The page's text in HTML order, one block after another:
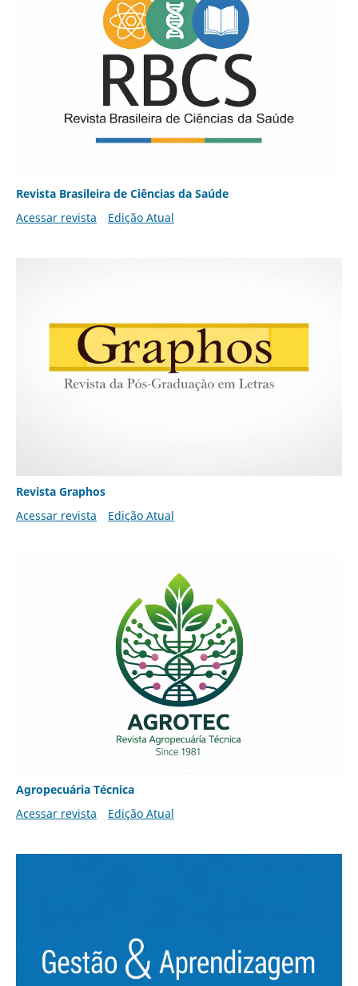
Revista Brasileira de Ciências da Saúde
Acessar revista
Edição Atual
Revista Graphos
Acessar revista
Edição Atual
Agropecuária Técnica
Acessar revista
Edição Atual